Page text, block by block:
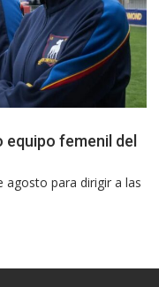
equipo femenil del
agosto para dirigir a las